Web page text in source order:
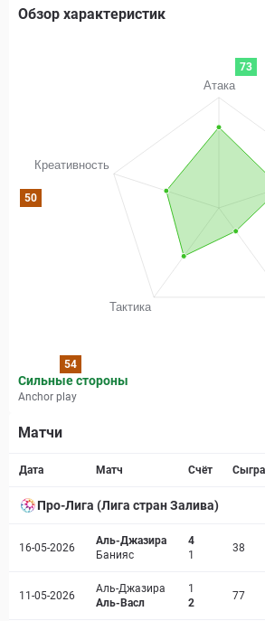
Обзор характеристик
73
50
54
Сильные стороны
Anchor play
Матчи
Страница матча
Дата Матч Счёт
Про-Лига (Лига стран Залива)
16-05-2026
Аль-Джазира
Банияс
4
1
38
11-05-2026
Аль-Джазира
Аль-Васл
1
2
77